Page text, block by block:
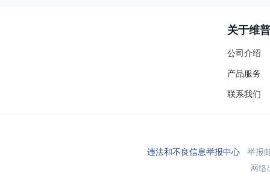
关于维普
公司介绍
产品服务
联系我们
违法和不良信息举报中心举报
网